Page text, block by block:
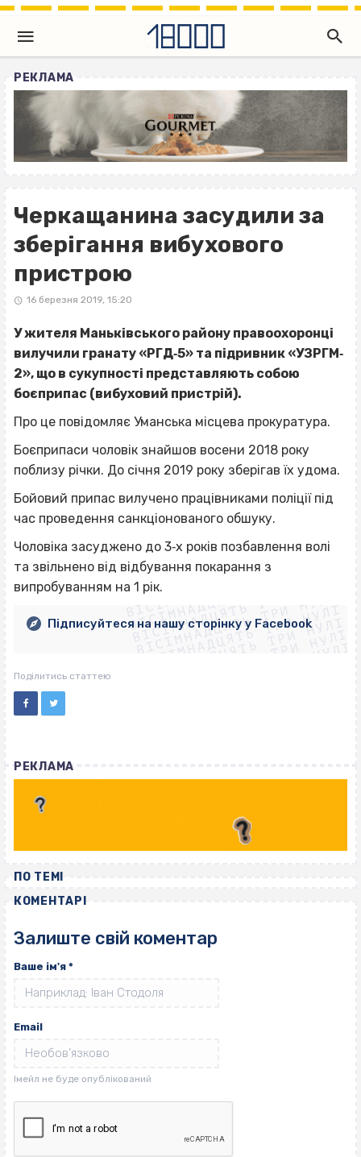
РЕКЛАМА
Черкащанина засудили за
зберігання вибухового
пристрою
16 березня 2019, 15:20
У жителя Маньківського району правоохоронці
вилучили гранату «РГД‐5» та підривник «УЗРГМ‐
2», що в сукупності представляють собою
боєприпас (вибуховий пристрій).
Про це повідомляє Уманська місцева прокуратура.
Боєприпаси чоловік знайшов восени 2018 року
поблизу річки. До січня 2019 року зберігав їх удома.
Бойовий припас вилучено працівниками поліції під
час проведення санкціонованого обшуку.
Чоловіка засуджено до 3‐х років позбавлення волі
та звільнено від відбування покарання з
випробуванням на 1 рік.ВІСІМНАДЦЯТЬ ТРИ НУЛІ
ВІСІМНАДЦЯТЬ ТРИ НУЛІ
ВІСІМНАДЦЯТЬ ТРИ НУЛІ
ВІСІМНАДЦЯТЬ ТРИ НУЛІ
ВІСІМНАДЦЯТЬ ТРИ НУЛІ
ВІСІМНАДЦЯТЬ ТРИ НУЛІ
ВІСІМНАДЦЯТЬ ТРИ НУЛІ
ВІСІМНАДЦЯТЬ ТРИ НУЛІ
Підписуйтеся на нашу сторінку у Facebook
Поділитись статтею
РЕКЛАМА
ПО ТЕМІ
КОМЕНТАРІ
Залиште свій коментар
Ваше ім'я *
Email